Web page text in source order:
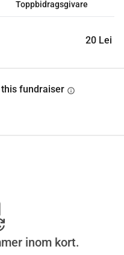
mycket och kan göra
stöd!
Toppbidragsgivare
20 Lei
fundraiser info
inom kort.